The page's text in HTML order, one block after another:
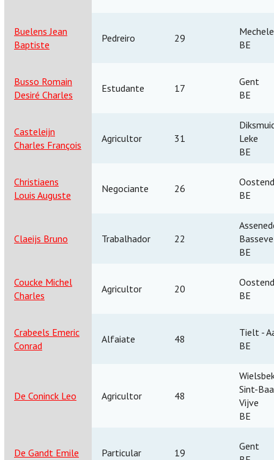
Buelens Jean
Baptiste
Pedreiro 29
BE
Busso Romain
Desiré Charles
Estudante 17
Gent
BE
Casteleijn
Charles François
Agricultor 31
Leke
BE
Christiaens
Louis Auguste
Negociante 26
BE
Claeijs Bruno Trabalhador 22
BE
Coucke Michel
Charles
Agricultor 20
BE
Crabeels Emeric
Conrad
Alfaiate 48
Tielt -
BE
De Coninck Leo Agricultor 48
Sint-
Vijve
BE
De Gandt Emile Particular 19
Gent